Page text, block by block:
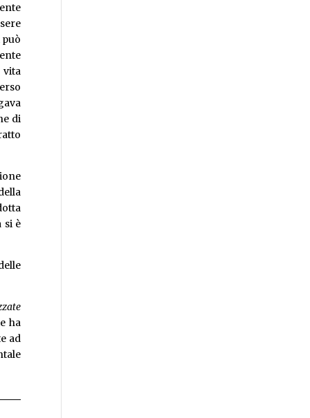
di
si è
ha
ad